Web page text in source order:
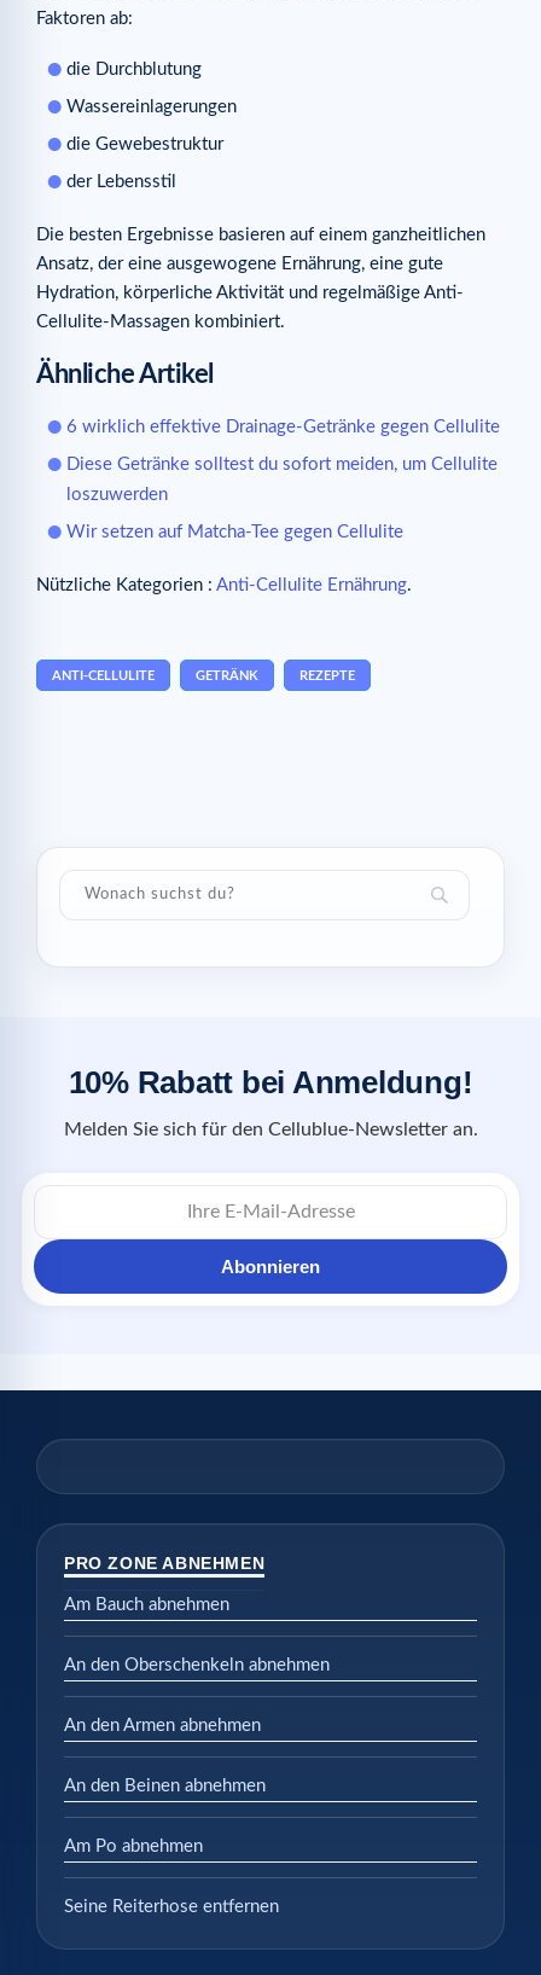
Faktoren ab:
die Durchblutung
Wassereinlagerungen
die Gewebestruktur
der Lebensstil
Die besten Ergebnisse basieren auf einem ganzheitlichen
Ansatz, der eine ausgewogene Ernährung, eine gute
Hydration, körperliche Aktivität und regelmäßige Anti-
Cellulite-Massagen kombiniert.
Ähnliche Artikel
6 wirklich effektive Drainage-Getränke gegen Cellulite
Diese Getränke solltest du sofort meiden, um Cellulite
loszuwerden
Wir setzen auf Matcha-Tee gegen Cellulite
Nützliche Kategorien : Anti-Cellulite Ernährung.
ANTI-CELLULITE GETRÄNK REZEPTE
10% Rabatt bei Anmeldung!
Melden Sie sich für den Cellublue-Newsletter an.
Abonnieren
PRO ZONE ABNEHMEN
Am Bauch abnehmen
An den Oberschenkeln abnehmen
An den Armen abnehmen
An den Beinen abnehmen
Am Po abnehmen
Seine Reiterhose entfernen